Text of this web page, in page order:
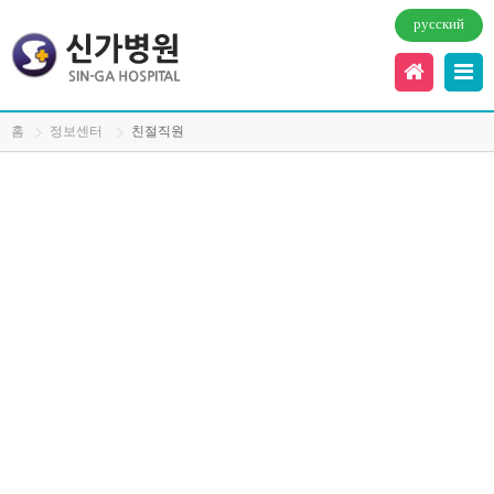
русский
홈 정보센터 친절직원